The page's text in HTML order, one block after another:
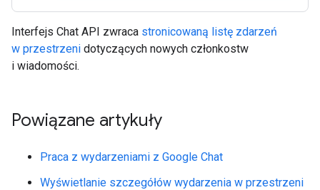
Interfejs Chat API zwraca stronicowaną listę zdarzeń
w przestrzeni dotyczących nowych członkostw
i wiadomości.
Powiązane artykuły
Praca z wydarzeniami z Google Chat
Wyświetlanie szczegółów wydarzenia w przestrzeni